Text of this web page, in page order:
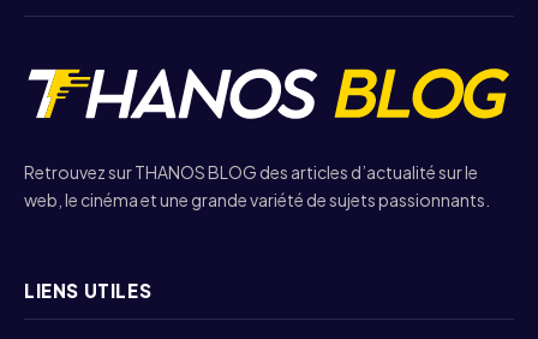
Retrouvez sur THANOS BLOG des articles d’actualité sur le
web, le cinéma et une grande variété de sujets passionnants.
LIENS UTILES